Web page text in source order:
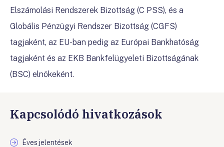
Elszámolási Rendszerek Bizottság (C PSS), és a
Globális Pénzügyi Rendszer Bizottság (CGFS)
tagjaként, az EU-ban pedig az Európai Bankhatóság
tagjaként és az EKB Bankfelügyeleti Bizottságának
(BSC) elnökeként.
Kapcsolódó hivatkozások
Éves jelentések